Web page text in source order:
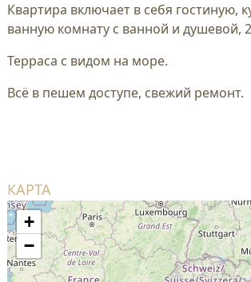
Квартира включает в себя гостиную,
ванную комнату с ванной и душевой, 2
Терраса с видом на море.
Всё в пешем доступе, свежий ремонт.
КАРТА
+
−